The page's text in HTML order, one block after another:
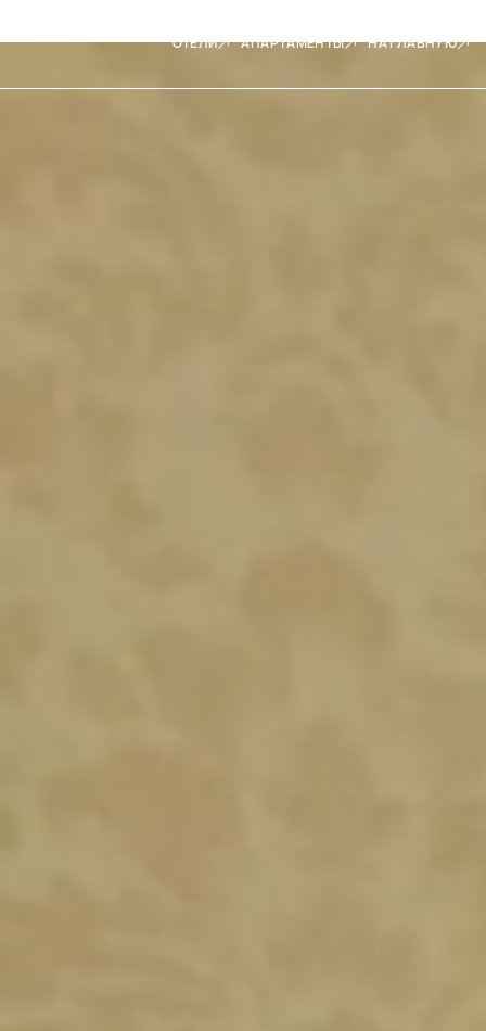
ОТЕЛИ АПАРТАМЕНТЫ НА ГЛАВНУЮ